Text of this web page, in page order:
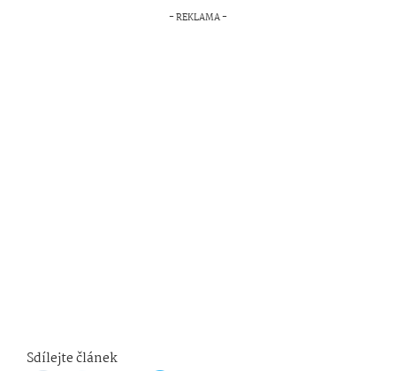
Sdílejte článek